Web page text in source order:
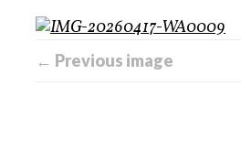
← Previous image